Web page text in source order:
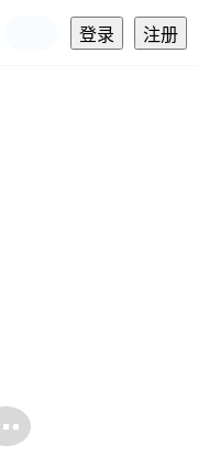
登录 注册